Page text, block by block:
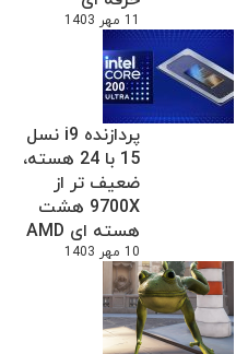
11 مهر 1403
پردازنده i9 نسل
15 با 24 هسته،
ضعیف تر از
9700X هشت
هسته ای AMD
10 مهر 1403